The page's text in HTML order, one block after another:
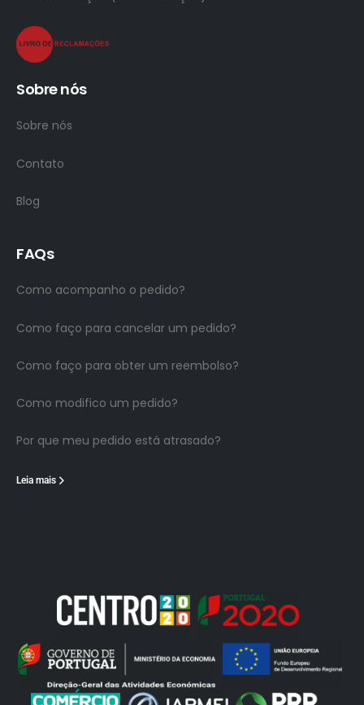
Sobre nós
Sobre nós
Contato
Blog
FAQs
Como acompanho o pedido?
Como faço para cancelar um pedido?
Como faço para obter um reembolso?
Como modifico um pedido?
Por que meu pedido está atrasado?
Leia mais